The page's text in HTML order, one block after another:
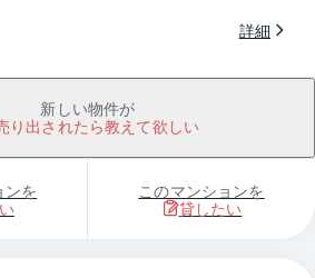
詳細
新しい物件が
り出されたら教えて欲しい
ンを
このマンションを
貸したい